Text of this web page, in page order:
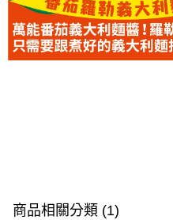
※ 交易是否成功請以「AFTEE先享
是否繳費成功／繳費後需取消欲退款
客戶支援中心」https://
３．未成年的使用者請事先徵得法
時審查核予不同之上限額度；若仍
商品相關分類 (1)